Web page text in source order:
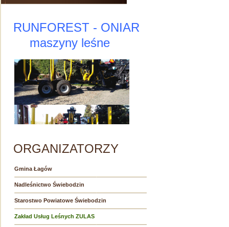
RUNFOREST - ONIAR
maszyny leśne
ORGANIZATORZY
Gmina Łagów
Nadleśnictwo Świebodzin
Starostwo Powiatowe Świebodzin
Zakład Usług Leśnych ZULAS